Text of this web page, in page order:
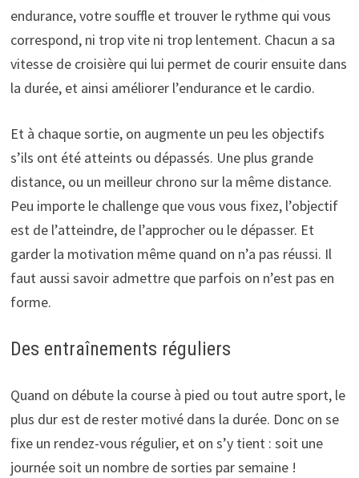
endurance, votre souffle et trouver le rythme qui vous
correspond, ni trop vite ni trop lentement. Chacun a sa
vitesse de croisière qui lui permet de courir ensuite dans
la durée, et ainsi améliorer l’endurance et le cardio.
Et à chaque sortie, on augmente un peu les objectifs
s’ils ont été atteints ou dépassés. Une plus grande
distance, ou un meilleur chrono sur la même distance.
Peu importe le challenge que vous vous fixez, l’objectif
est de l’atteindre, de l’approcher ou le dépasser. Et
garder la motivation même quand on n’a pas réussi. Il
faut aussi savoir admettre que parfois on n’est pas en
forme.
Des entraînements réguliers
Quand on débute la course à pied ou tout autre sport, le
plus dur est de rester motivé dans la durée. Donc on se
fixe un rendez-vous régulier, et on s’y tient : soit une
journée soit un nombre de sorties par semaine !